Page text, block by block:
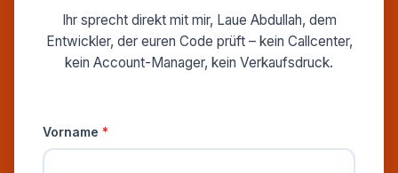
Ihr sprecht direkt mit mir, Laue Abdullah, dem
Entwickler, der euren Code prüft – kein Callcenter,
kein Account-Manager, kein Verkaufsdruck.
Vorname *